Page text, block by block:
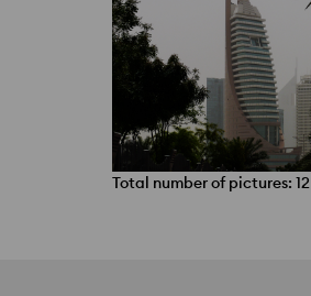
Total number of pictures: 12